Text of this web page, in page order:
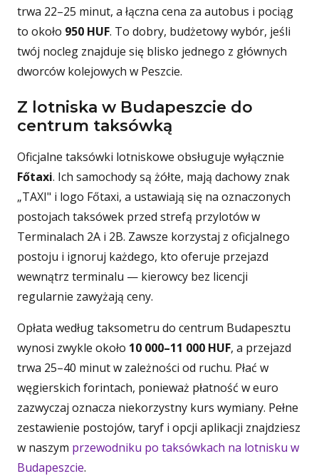
trwa 22–25 minut, a łączna cena za autobus i pociąg
to około 950 HUF. To dobry, budżetowy wybór, jeśli
twój nocleg znajduje się blisko jednego z głównych
dworców kolejowych w Peszcie.
Z lotniska w Budapeszcie do
centrum taksówką
Oficjalne taksówki lotniskowe obsługuje wyłącznie
Főtaxi. Ich samochody są żółte, mają dachowy znak
„TAXI" i logo Főtaxi, a ustawiają się na oznaczonych
postojach taksówek przed strefą przylotów w
Terminalach 2A i 2B. Zawsze korzystaj z oficjalnego
postoju i ignoruj każdego, kto oferuje przejazd
wewnątrz terminalu — kierowcy bez licencji
regularnie zawyżają ceny.
Opłata według taksometru do centrum Budapesztu
wynosi zwykle około 10 000–11 000 HUF, a przejazd
trwa 25–40 minut w zależności od ruchu. Płać w
węgierskich forintach, ponieważ płatność w euro
zazwyczaj oznacza niekorzystny kurs wymiany. Pełne
zestawienie postojów, taryf i opcji aplikacji znajdziesz
w naszym przewodniku po taksówkach na lotnisku w
Budapeszcie.